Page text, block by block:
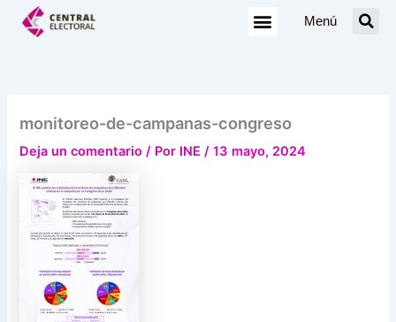
Menú
monitoreo-de-campanas-congreso
Deja un comentario / Por INE/13 mayo, 2024